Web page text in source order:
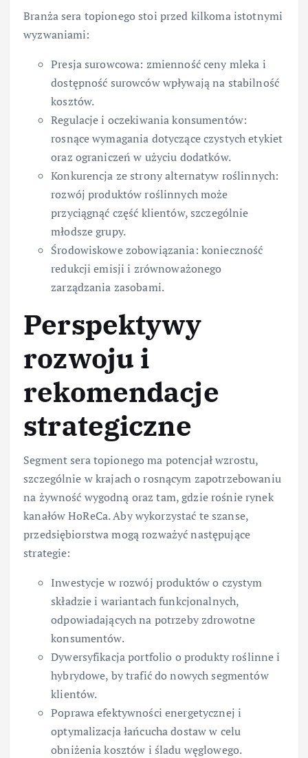
Branża sera topionego stoi przed kilkoma istotnymi
wyzwaniami:
Presja surowcowa: zmienność ceny mleka i
dostępność surowców wpływają na stabilność
kosztów.
Regulacje i oczekiwania konsumentów:
rosnące wymagania dotyczące czystych etykiet
oraz ograniczeń w użyciu dodatków.
Konkurencja ze strony alternatyw roślinnych:
rozwój produktów roślinnych może
przyciągnąć część klientów, szczególnie
młodsze grupy.
Środowiskowe zobowiązania: konieczność
redukcji emisji i zrównoważonego
zarządzania zasobami.
Perspektywy
rozwoju i
rekomendacje
strategiczne
Segment sera topionego ma potencjał wzrostu,
szczególnie w krajach o rosnącym zapotrzebowaniu
na żywność wygodną oraz tam, gdzie rośnie rynek
kanałów HoReCa. Aby wykorzystać te szanse,
przedsiębiorstwa mogą rozważyć następujące
strategie:
Inwestycje w rozwój produktów o czystym
składzie i wariantach funkcjonalnych,
odpowiadających na potrzeby zdrowotne
konsumentów.
Dywersyfikacja portfolio o produkty roślinne i
hybrydowe, by trafić do nowych segmentów
klientów.
Poprawa efektywności energetycznej i
optymalizacja łańcucha dostaw w celu
obniżenia kosztów i śladu węglowego.